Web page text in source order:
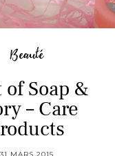
Beauté
of Soap &
– Care
31 MARS 2015